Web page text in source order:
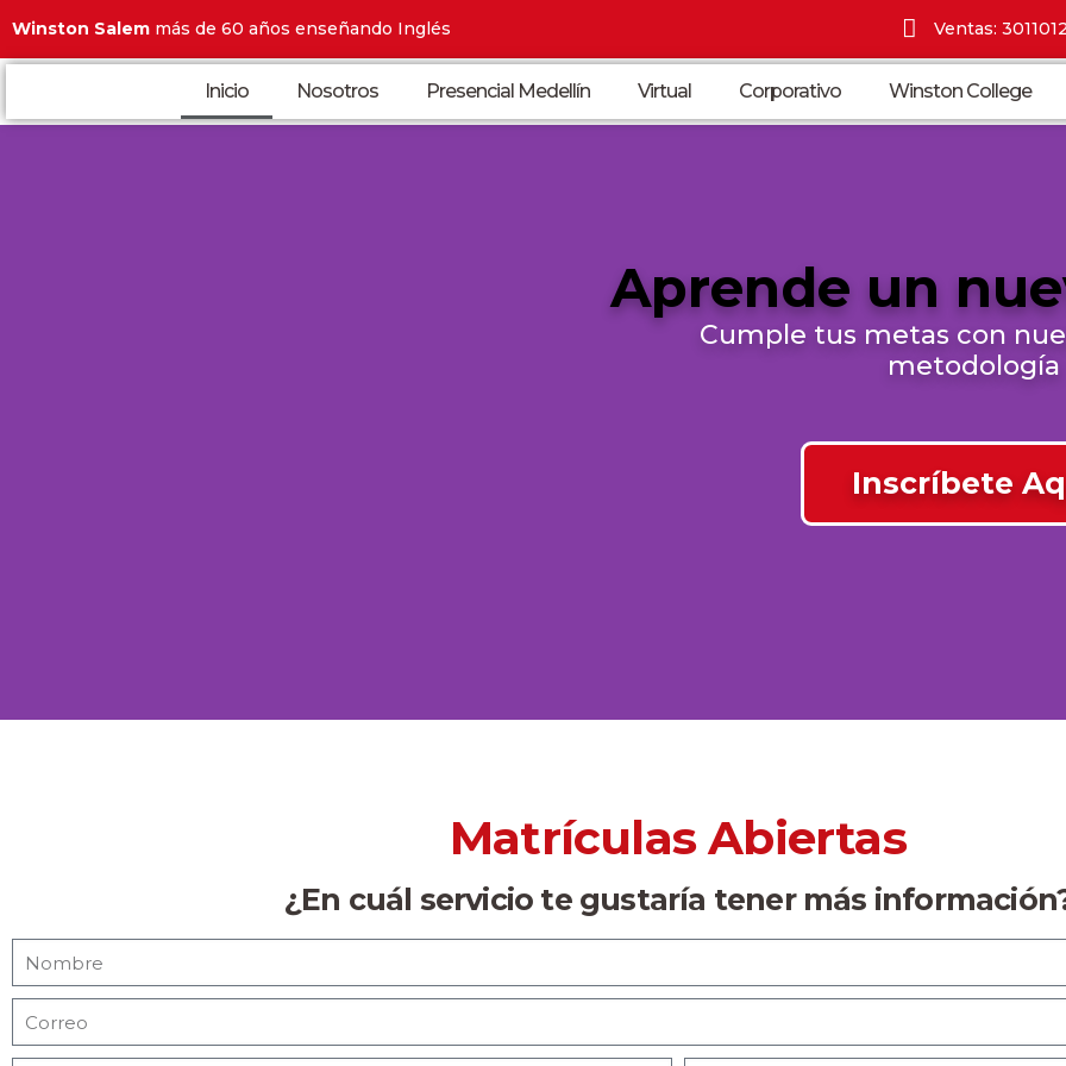
Winston Salem más de 60 años enseñando Inglés Ventas:
Inicio Nosotros Presencial Medellín Virtual Corporativo Winston College
Aprende un
Cumple tus metas con
metodología
Inscríbete
Matrículas Abiertas
¿En cuál servicio te gustaría tener más